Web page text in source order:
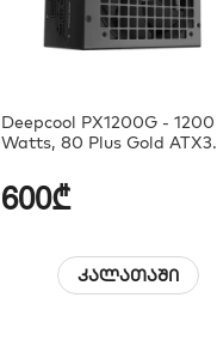
Deepcool PX1200G - 1200
Watts, 80 Plus Gold
600₾
კალათაში